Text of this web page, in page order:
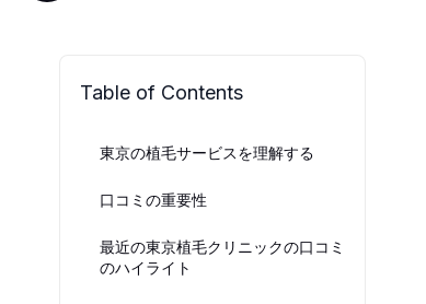
Table of Contents
東京の植毛サービスを理解する
口コミの重要性
最近の東京植毛クリニックの口コミ
のハイライト